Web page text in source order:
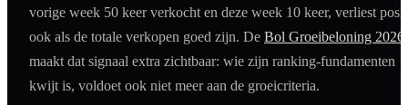
vorige week 50 keer verkocht en deze week 10 keer, verliest
ook als de totale verkopen goed zijn. De Bol Groeibeloning 2026
maakt dat signaal extra zichtbaar: wie zijn ranking-fundamenten
kwijt is, voldoet ook niet meer aan de groeicriteria.